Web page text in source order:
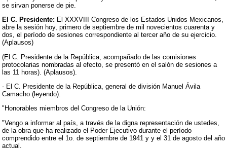
se sirvan ponerse de pie.
El C. Presidente: El XXXVIII Congreso de los Estados Unidos Mexicanos,
abre la sesión hoy, primero de septiembre de mil novecientos cuarenta y
dos, el período de sesiones correspondiente al tercer año de su ejercicio.
(Aplausos)
(El C. Presidente de la República, acompañado de las comisiones
protocolarias nombradas al efecto, se presentó en el salón de sesiones a
las 11 horas). (Aplausos).
- El C. Presidente de la República, general de división Manuel Ávila
Camacho (leyendo):
"Honorables miembros del Congreso de la Unión:
"Vengo a informar al país, a través de la digna representación de ustedes,
de la obra que ha realizado el Poder Ejecutivo durante el período
comprendido entre el 1o. de septiembre de 1941 y y el 31 de agosto del año
actual.